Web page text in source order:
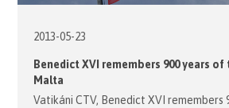
2013-05-23
Benedict XVI remembers 900 years
Malta
Vatikáni CTV, Benedict XVI remembers